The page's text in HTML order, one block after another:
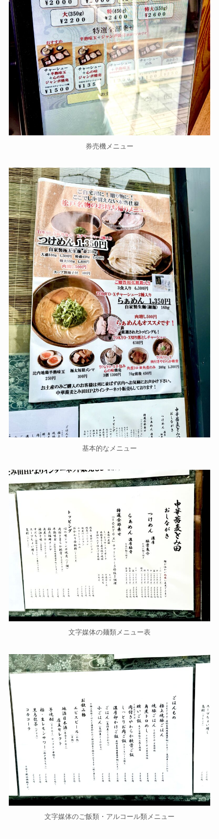
券売機メニュー
基本的なメニュー
文字媒体の麺類メニュー表
文字媒体のご飯類・アルコール類メニュー